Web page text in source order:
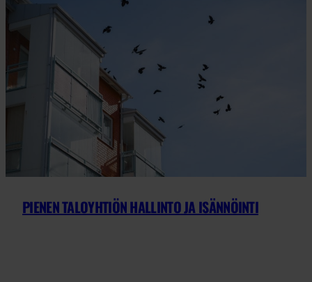
PIENEN TALOYHTIÖN HALLINTO JA ISÄNNÖINTI